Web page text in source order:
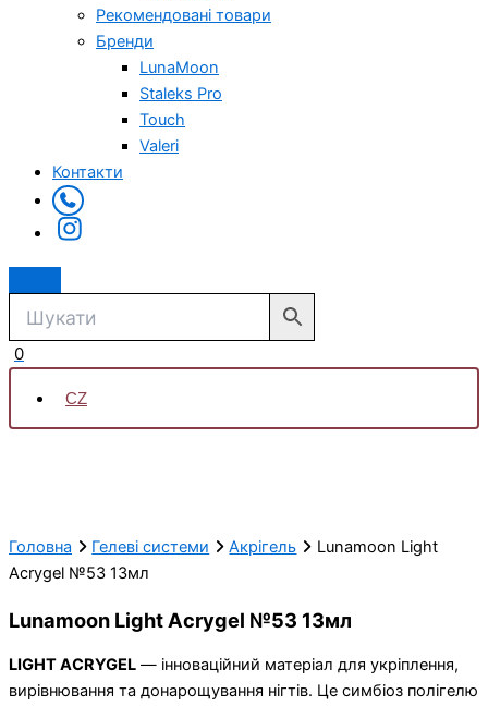
Рекомендовані товари
Бренди
LunaMoon
Staleks Pro
Touch
Valeri
Контакти
0
CZ
Головна Гелеві системи Акрігель
Lunamoon Light
Acrygel №53 13мл
Lunamoon Light Acrygel №53 13мл
LIGHT ACRYGEL — інноваційний матеріал для укріплення,
вирівнювання та донарощування нігтів. Це симбіоз полігелю